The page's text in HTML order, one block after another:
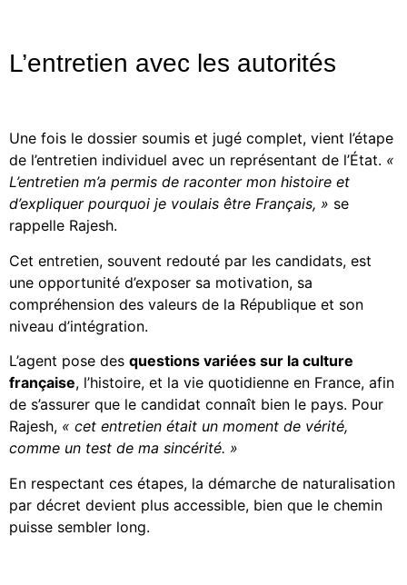
L’entretien avec les autorités
Une fois le dossier soumis et jugé complet, vient l’étape
de l’entretien individuel avec un représentant de l’État. «
L’entretien m’a permis de raconter mon histoire et
d’expliquer pourquoi je voulais être Français, » se
rappelle Rajesh.
Cet entretien, souvent redouté par les candidats, est
une opportunité d’exposer sa motivation, sa
compréhension des valeurs de la République et son
niveau d’intégration.
L’agent pose des questions variées sur la culture
française, l’histoire, et la vie quotidienne en France, afin
de s’assurer que le candidat connaît bien le pays. Pour
Rajesh, « cet entretien était un moment de vérité,
comme un test de ma sincérité. »
En respectant ces étapes, la démarche de naturalisation
par décret devient plus accessible, bien que le chemin
puisse sembler long.